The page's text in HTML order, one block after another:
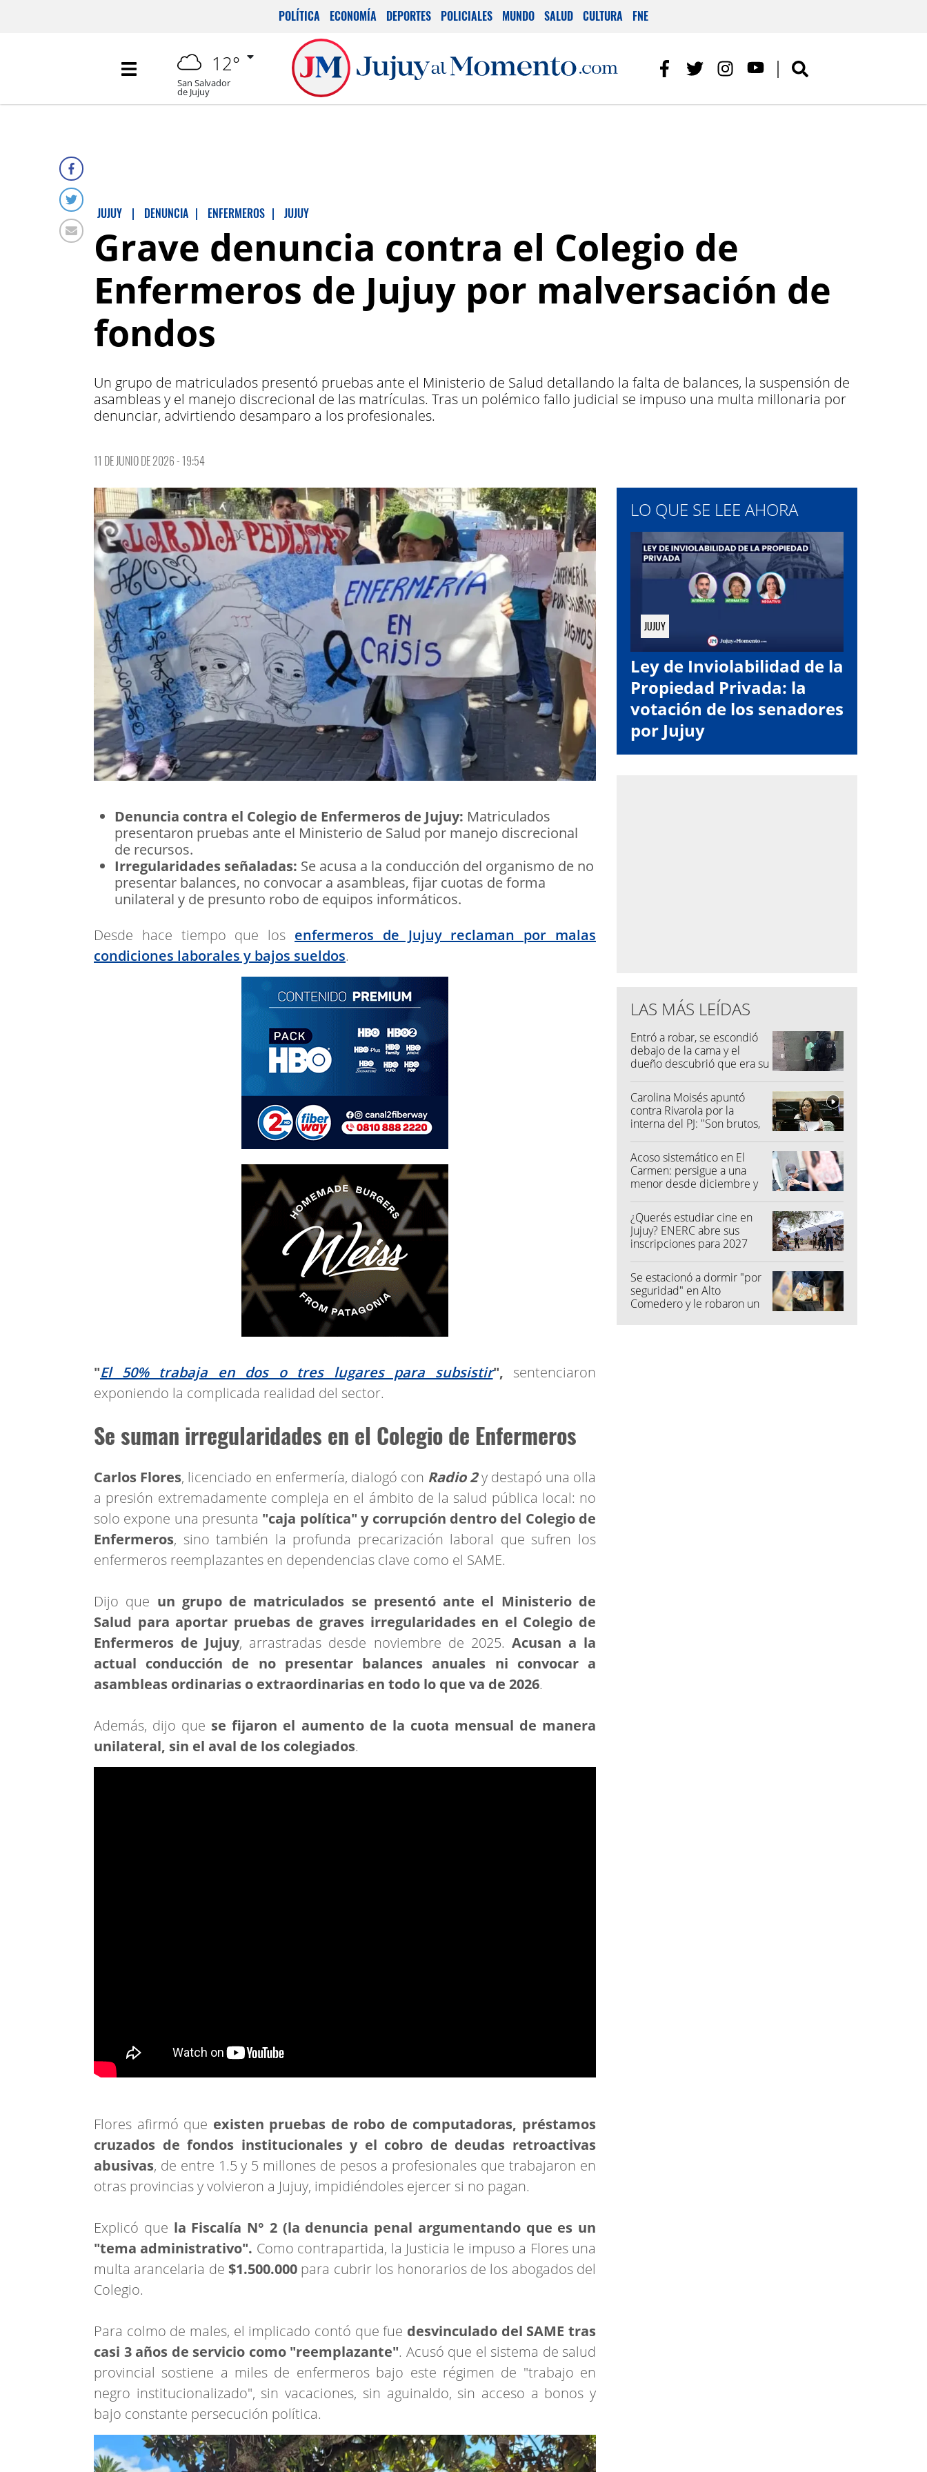
POLÍTICA ECONOMÍA DEPORTES POLICIALES MUNDO SALUD CULTURA FNE
12°
San Salvador
de Jujuy
JUJUY | DENUNCIA | ENFERMEROS | JUJUY
Grave denuncia contra el Colegio de
Enfermeros de Jujuy por malversación de
fondos
Un grupo de matriculados presentó pruebas ante el Ministerio de Salud detallando la falta de balances, la suspensión de
asambleas y el manejo discrecional de las matrículas. Tras un polémico fallo judicial se impuso una multa millonaria por
denunciar, advirtiendo desamparo a los profesionales.
11 DE JUNIO DE 2026 - 19:54
Denuncia contra el Colegio de Enfermeros de Jujuy: Matriculados
presentaron pruebas ante el Ministerio de Salud por manejo discrecional
de recursos.
Irregularidades señaladas: Se acusa a la conducción del organismo de no
presentar balances, no convocar a asambleas, fijar cuotas de forma
unilateral y de presunto robo de equipos informáticos.
Desde hace tiempo que los enfermeros de Jujuy reclaman por malas
condiciones laborales y bajos sueldos.
"El 50% trabaja en dos o tres lugares para subsistir", sentenciaron
exponiendo la complicada realidad del sector.
Se suman irregularidades en el Colegio de Enfermeros
Carlos Flores, licenciado en enfermería, dialogó con Radio 2y destapó una olla
a presión extremadamente compleja en el ámbito de la salud pública local: no
solo expone una presunta "caja política" y corrupción dentro del Colegio de
Enfermeros, sino también la profunda precarización laboral que sufren los
enfermeros reemplazantes en dependencias clave como el SAME.
Dijo que un grupo de matriculados se presentó ante el Ministerio de
Salud para aportar pruebas de graves irregularidades en el Colegio de
Enfermeros de Jujuy, arrastradas desde noviembre de 2025. Acusan a la
actual conducción de no presentar balances anuales ni convocar a
asambleas ordinarias o extraordinarias en todo lo que va de 2026.
Además, dijo que se fijaron el aumento de la cuota mensual de manera
unilateral, sin el aval de los colegiados.
Flores afirmó que existen pruebas de robo de computadoras, préstamos
cruzados de fondos institucionales y el cobro de deudas retroactivas
abusivas, de entre 1.5 y 5 millones de pesos a profesionales que trabajaron en
otras provincias y volvieron a Jujuy, impidiéndoles ejercer si no pagan.
Explicó que la Fiscalía N° 2 (la denuncia penal argumentando que es un
"tema administrativo". Como contrapartida, la Justicia le impuso a Flores una
multa arancelaria de $1.500.000 para cubrir los honorarios de los abogados del
Colegio.
Para colmo de males, el implicado contó que fue desvinculado del SAME tras
casi 3 años de servicio como "reemplazante". Acusó que el sistema de salud
provincial sostiene a miles de enfermeros bajo este régimen de "trabajo en
negro institucionalizado", sin vacaciones, sin aguinaldo, sin acceso a bonos y
bajo constante persecución política.
LO QUE SE LEE AHORA
JUJUY
Ley de Inviolabilidad de la
Propiedad Privada: la
votación de los senadores
por Jujuy
LAS MÁS LEÍDAS
Entró a robar, se escondió
debajo de la cama y el
dueño descubrió que era su
Carolina Moisés apuntó
contra Rivarola por la
interna del PJ: "Son brutos,
Acoso sistemático en El
Carmen: persigue a una
menor desde diciembre y
¿Querés estudiar cine en
Jujuy? ENERC abre sus
inscripciones para 2027
Se estacionó a dormir "por
seguridad" en Alto
Comedero y le robaron un